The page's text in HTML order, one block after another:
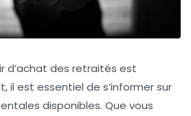
d’achat des retraités est
il est essentiel de s’informer sur
disponibles. Que vous